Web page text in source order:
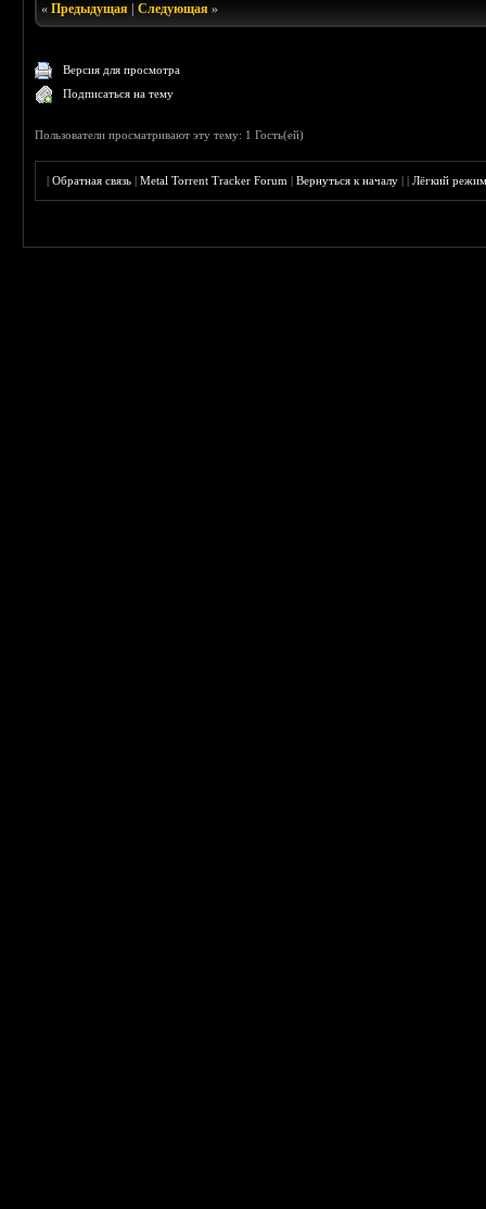
«Предыдущая |Следующая »
Версия для просмотра
Подписаться на тему
Пользователи просматривают эту тему: 1 Гость(ей)
|Обратная связь |Metal Torrent Tracker Forum |Вернуться к началу ||Лёгкий